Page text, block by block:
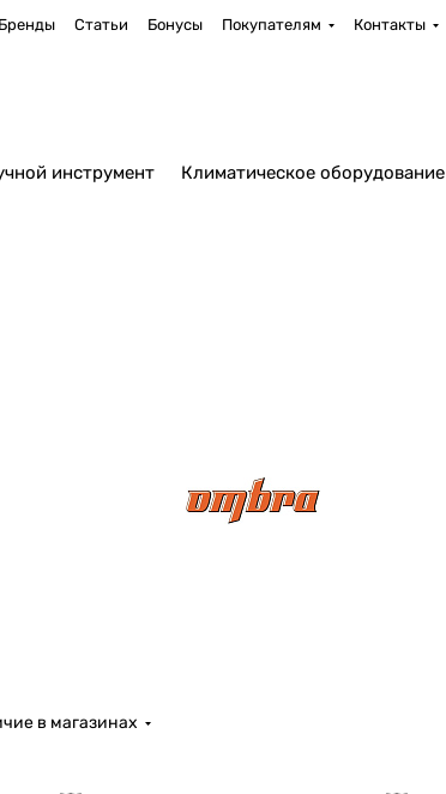
Бренды Статьи Бонусы Покупателям Контакты
инструмент Климатическое оборудование
в магазинах